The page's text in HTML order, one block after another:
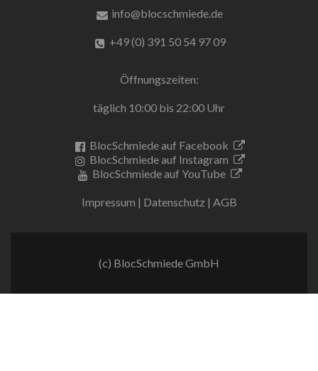
info@blocschmiede.de
+49 (0) 391 50 54 97 09
Öffnungszeiten:
täglich 10:00 bis 22:00 Uhr
BlocSchmiede auf Facebook
BlocSchmiede auf Instagram
BlocSchmiede auf YouTube
Impressum | Datenschutz | AGB
(c) BlocSchmiede GmbH